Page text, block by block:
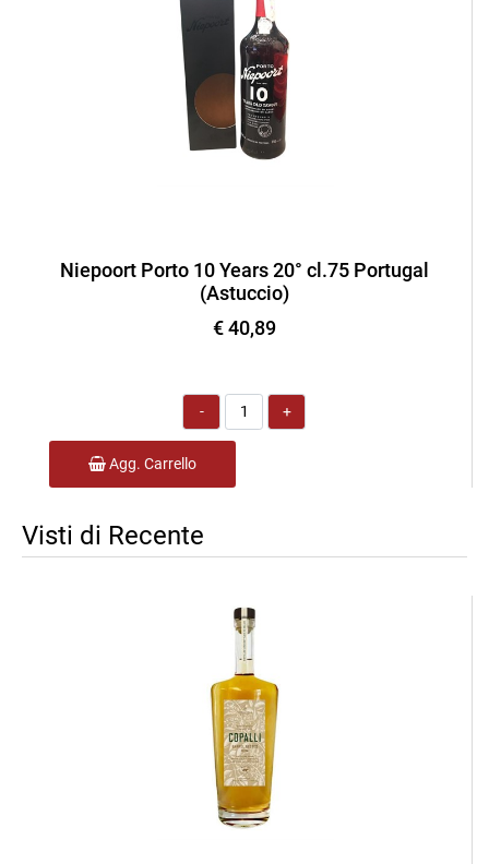
Niepoort Porto 10 Years 20° cl.75 Portugal
(Astuccio)
€ 40,89
Quantità
Agg. Carrello
Visti di Recente